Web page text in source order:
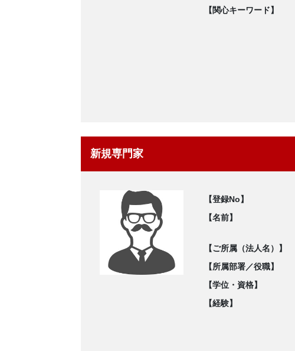
【関心キーワード】
新規専門家
【登録No】
【名前】
【ご所属（法人名）】
【所属部署／役職】
【学位・資格】
【経験】